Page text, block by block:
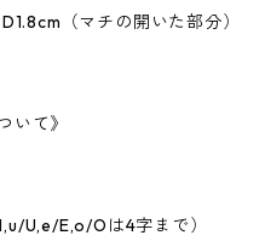
（マチの開いた部分）
いて》
U,e/E,o/Oは4字まで）